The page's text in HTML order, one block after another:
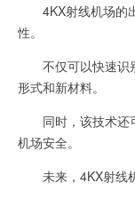
4KX射线机场的出
性。
不仅可以快速识
形式和新材料。
同时，该技术还
机场安全。
未来，4KX射线机